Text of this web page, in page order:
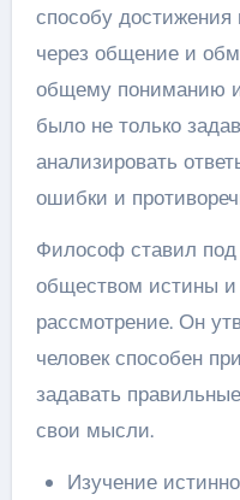
способу
через общение и
общему пониманию
было не только
анализировать
ошибки и
Философ ставил
обществом истины и
рассмотрение. Он
человек способен
задавать
свои мысли.
Изучение